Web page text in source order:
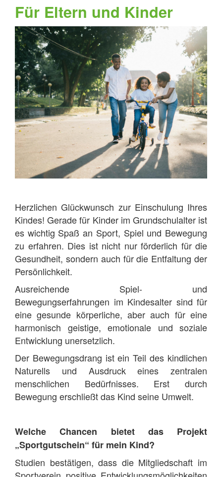
Für Eltern und Kinder
Herzlichen Glückwunsch zur Einschulung Ihres
Kindes! Gerade für Kinder im Grundschulalter ist
es wichtig Spaß an Sport, Spiel und Bewegung
zu erfahren. Dies ist nicht nur förderlich für die
Gesundheit, sondern auch für die Entfaltung der
Persönlichkeit.
Ausreichende Spiel- und
Bewegungserfahrungen im Kindesalter sind für
eine gesunde körperliche, aber auch für eine
harmonisch geistige, emotionale und soziale
Entwicklung unersetzlich.
Der Bewegungsdrang ist ein Teil des kindlichen
Naturells und Ausdruck eines zentralen
menschlichen Bedürfnisses. Erst durch
Bewegung erschließt das Kind seine Umwelt.
Welche Chancen bietet das Projekt
„Sportgutschein“ für mein Kind?
Studien bestätigen, dass die Mitgliedschaft im